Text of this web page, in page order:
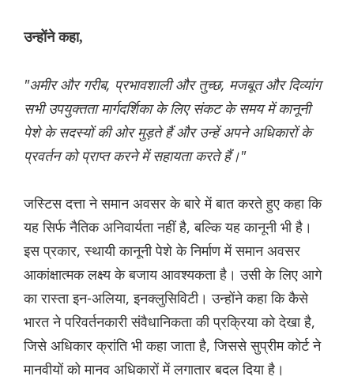
उन्होंने कहा,
"अमीर और गरीब, प्रभावशाली और तुच्छ, मजबूत और दिव्यांग
सभी उपयुक्तता मार्गदर्शिका के लिए संकट के समय में कानूनी
पेशे के सदस्यों की ओर मुड़ते हैं और उन्हें अपने अधिकारों के
प्रवर्तन को प्राप्त करने में सहायता करते हैं।"
जस्टिस दत्ता ने समान अवसर के बारे में बात करते हुए कहा कि
यह सिर्फ नैतिक अनिवार्यता नहीं है, बल्कि यह कानूनी भी है।
इस प्रकार, स्थायी कानूनी पेशे के निर्माण में समान अवसर
आकांक्षात्मक लक्ष्य के बजाय आवश्यकता है। उसी के लिए आगे
का रास्ता इन-अलिया, इनक्लुसिविटी। उन्होंने कहा कि कैसे
भारत ने परिवर्तनकारी संवैधानिकता की प्रक्रिया को देखा है,
जिसे अधिकार क्रांति भी कहा जाता है, जिससे सुप्रीम कोर्ट ने
मानवीयों को मानव अधिकारों में लगातार बदल दिया है।